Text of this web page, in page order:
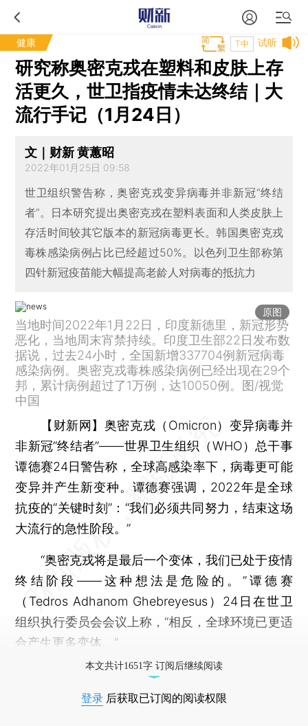
健康 试听
T中
研究称奥密克戎在塑料和皮肤上存
活更久，世卫指疫情未达终结｜大
流行手记（1月24日）
文｜财新 黄蕙昭
2022年01月25日 09:58
世卫组织警告称，奥密克戎变异病毒并非新冠“终结
者”。日本研究提出奥密克戎在塑料表面和人类皮肤上
存活时间较其它版本的新冠病毒更长。韩国奥密克戎
毒株感染病例占比已经超过50%。以色列卫生部称第
四针新冠疫苗能大幅提高老龄人对病毒的抵抗力
原图
当地时间2022年1月22日，印度新德里，新冠形势
恶化，当地周末宵禁持续。印度卫生部22日发布数
据说，过去24小时，全国新增337704例新冠病毒
感染病例。奥密克戎毒株感染病例已经出现在29个
邦，累计病例超过了1万例，达10050例。图/视觉
中国
【财新网】 奥密克戎（Omicron）变异病毒并
非新冠“终结者”——世界卫生组织（WHO）总干事
谭德赛24日警告称，全球高感染率下，病毒更可能
变异并产生新变种。谭德赛强调，2022年是全球
抗疫的“关键时刻”：“我们必须共同努力，结束这场
大流行的急性阶段。”
“奥密克戎将是最后一个变体，我们已处于疫情
终结阶段——这种想法是危险的。”谭德赛
（Tedros Adhanom Ghebreyesus）24日在世卫
组织执行委员会会议上称，“相反，全球环境已更适
合产生更多变体。”
本文共计1651字 订阅后继续阅读
登录 后获取已订阅的阅读权限